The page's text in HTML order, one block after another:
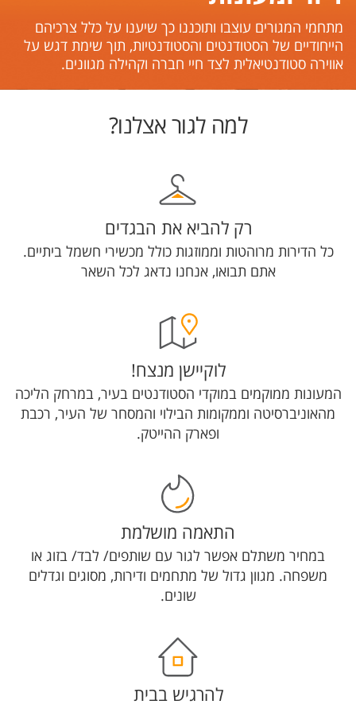
מתחמי המגורים עוצבו ותוכננו כך שיענו על כלל צרכיהם
הייחודיים של הסטודנטים והסטודנטיות, תוך שימת דגש על
אווירה סטודנטיאלית לצד חיי חברה וקהילה מגוונים.
למה לגור אצלנו?
רק להביא את הבגדים
כל הדירות מרוהטות וממוזגות כולל מכשירי חשמל ביתיים.
אתם תבואו, אנחנו נדאג לכל השאר
לוקיישן מנצח!
המעונות ממוקמים במוקדי הסטודנטים בעיר, במרחק הליכה
מהאוניברסיטה וממקומות הבילוי והמסחר של העיר, רכבת
ופארק ההייטק.
התאמה מושלמת
במחיר משתלם אפשר לגור עם שותפים/ לבד/ בזוג או
משפחה. מגוון גדול של מתחמים ודירות, מסוגים וגדלים
שונים.
להרגיש בבית